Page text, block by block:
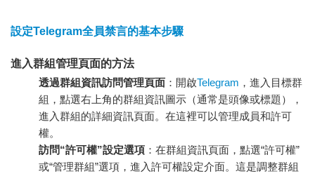
設定Telegram全員禁言的基本步驟
進入群組管理頁面的方法
透過群組資訊訪問管理頁面 ：開啟Telegram ，進入目標群
組，點選右上角的群組資訊圖示（通常是頭像或標題），
進入群組的詳細資訊頁面。在這裡可以管理成員和許可
權。
訪問“許可權”設定選項 ：在群組資訊頁面，點選“許可權”
或“管理群組”選項，進入許可權設定介面。這是調整群組